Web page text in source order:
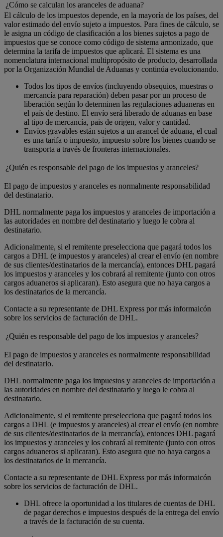
¿Cómo se calculan los aranceles de aduana?
El cálculo de los impuestos depende, en la mayoría de los países, del
valor estimado del envío sujeto a impuestos. Para fines de cálculo, se
le asigna un código de clasificación a los bienes sujetos a pago de
impuestos que se conoce como código de sistema armonizado, que
determina la tarifa de impuestos que aplicará. El sistema es una
nomenclatura internacional multipropósito de producto, desarrollada
por la Organización Mundial de Aduanas y continúa evolucionando.
Todos los tipos de envíos (incluyendo obsequios, muestras o
mercancía para reparación) deben pasar por un proceso de
liberación según lo determinen las regulaciones aduaneras en
el país de destino. El envío será liberado de aduanas en base
al tipo de mercancía, pais de origen, valor y cantidad.
Envíos gravables están sujetos a un arancel de aduana, el cual
es una tarifa o impuesto, impuesto sobre los bienes cuando se
transporta a través de fronteras internacionales.
¿Quién es responsable del pago de los impuestos y aranceles?
El pago de impuestos y aranceles es normalmente responsabilidad
del destinatario.
DHL normalmente paga los impuestos y aranceles de importación a
las autoridades en nombre del destinatario y luego le cobra al
destinatario.
Adicionalmente, si el remitente preselecciona que pagará todos los
cargos a DHL (e impuestos y aranceles) al crear el envío (en nombre
de sus clientes/destinatarios de la mercancía), entonces DHL pagará
los impuestos y aranceles y los cobrará al remitente (junto con otros
cargos aduaneros si aplicaran). Esto asegura que no haya cargos a
los destinatarios de la mercancía.
Contacte a su representante de DHL Express por más informaicón
sobre los servicios de facturación de DHL.
¿Quién es responsable del pago de los impuestos y aranceles?
El pago de impuestos y aranceles es normalmente responsabilidad
del destinatario.
DHL normalmente paga los impuestos y aranceles de importación a
las autoridades en nombre del destinatario y luego le cobra al
destinatario.
Adicionalmente, si el remitente preselecciona que pagará todos los
cargos a DHL (e impuestos y aranceles) al crear el envío (en nombre
de sus clientes/destinatarios de la mercancía), entonces DHL pagará
los impuestos y aranceles y los cobrará al remitente (junto con otros
cargos aduaneros si aplicaran). Esto asegura que no haya cargos a
los destinatarios de la mercancía.
Contacte a su representante de DHL Express por más informaicón
sobre los servicios de facturación de DHL.
DHL ofrece la oportunidad a los titulares de cuentas de DHL
de pagar derechos e impuestos después de la entrega del envío
a través de la facturación de su cuenta.